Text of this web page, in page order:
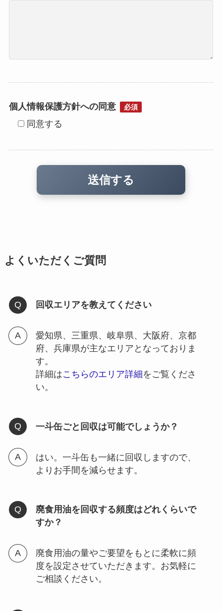
個人情報保護方針への同意 必須
同意する
よくいただくご質問
回収エリアを教えてください
愛知県、三重県、岐阜県、大阪府、京都
府、兵庫県が主なエリアとなっておりま
す。
詳細はこちらのエリア詳細をご覧くださ
い。
一斗缶ごと回収は可能でしょうか？
はい。一斗缶も一緒に回収しますので、
よりお手間を減らせます。
廃食用油を回収する頻度はどれくらいで
すか？
廃食用油の量やご要望をもとに柔軟に頻
度を設定させていただきます。お気軽に
ご相談ください。